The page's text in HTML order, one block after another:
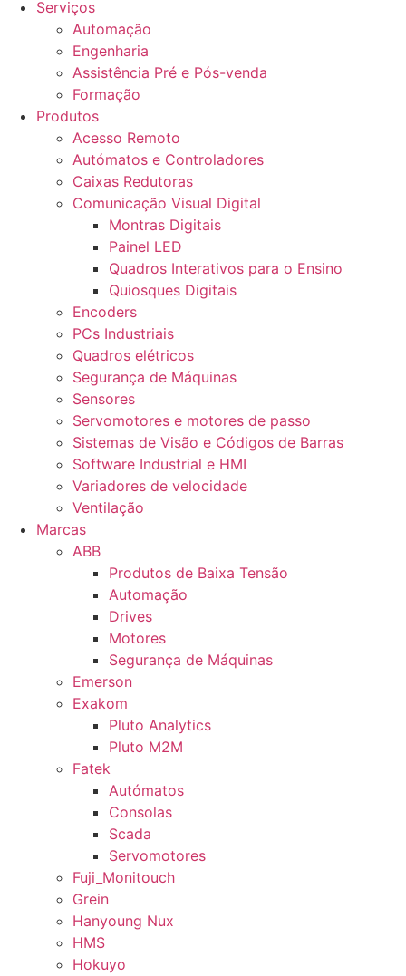
Serviços
Automação
Engenharia
Assistência Pré e Pós-venda
Formação
Produtos
Acesso Remoto
Autómatos e Controladores
Caixas Redutoras
Comunicação Visual Digital
Montras Digitais
Painel LED
Quadros Interativos para o Ensino
Quiosques Digitais
Encoders
PCs Industriais
Quadros elétricos
Segurança de Máquinas
Sensores
Servomotores e motores de passo
Sistemas de Visão e Códigos de Barras
Software Industrial e HMI
Variadores de velocidade
Ventilação
Marcas
ABB
Produtos de Baixa Tensão
Automação
Drives
Motores
Segurança de Máquinas
Emerson
Exakom
Pluto Analytics
Pluto M2M
Fatek
Autómatos
Consolas
Scada
Servomotores
Fuji_Monitouch
Grein
Hanyoung Nux
HMS
Hokuyo